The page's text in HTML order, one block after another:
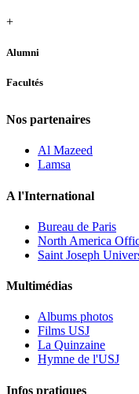
+
Alumni
Facultés
Nos partenaires
Al Mazeed
Lamsa
A l'International
Bureau de Paris
North America
Saint Joseph
Multimédias
Albums photos
Films USJ
La Quinzaine
Hymne de l'USJ
Infos pratiques